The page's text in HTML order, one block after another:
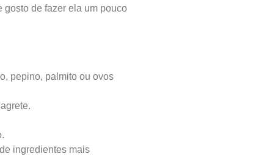
gosto de fazer ela um pouco
pepino, palmito ou ovos
ingredientes mais